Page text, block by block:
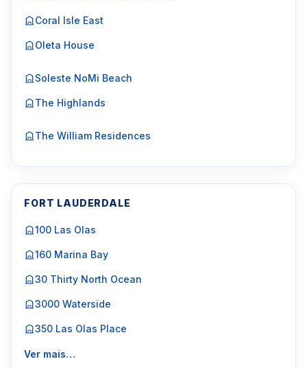
Coral Isle East
Oleta House
Soleste NoMi Beach
The Highlands
The William Residences
FORT LAUDERDALE
100 Las Olas
160 Marina Bay
30 Thirty North Ocean
3000 Waterside
350 Las Olas Place
Ver mais…